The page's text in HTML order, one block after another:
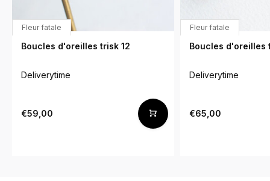
Fleur fatale
Boucles d'oreilles trisk 12
Deliverytime
€59,00
Fleur fatale
Boucles d'oreilles
Deliverytime
€65,00